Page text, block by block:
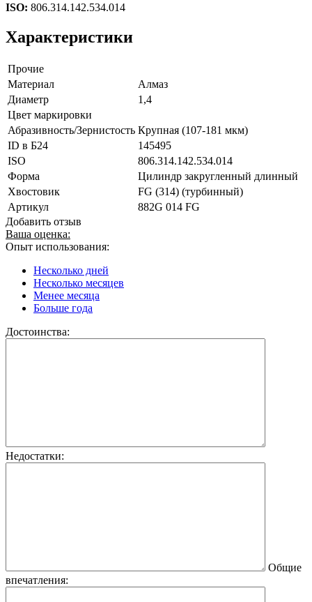
ISO: 806.314.142.534.014
Характеристики
Прочие
Материал
Алмаз
Диаметр
1,4
Цвет маркировки
Абразивность/Зернистость Крупная (107-181 мкм)
ID в Б24
145495
ISO
806.314.142.534.014
Форма
Цилиндр закругленный длинный
Хвостовик
FG (314) (турбинный)
Артикул
882G 014 FG
Добавить отзыв
Ваша оценка:
Опыт использования:
Несколько дней
Несколько месяцев
Менее месяца
Больше года
Достоинства:
Недостатки:
Общие
впечатления: